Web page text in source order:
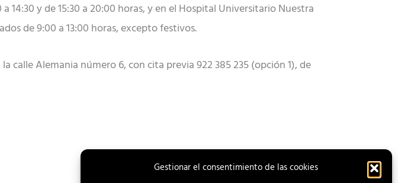
Gestionar el consentimiento de las cookies
14:30 y de 15:30 a 20:00 horas, y en el Hospital Universitario Nuestra
de 9:00 a 13:00 horas, excepto festivos.
calle Alemania número 6, con cita previa 922 385 235 (opción 1), de